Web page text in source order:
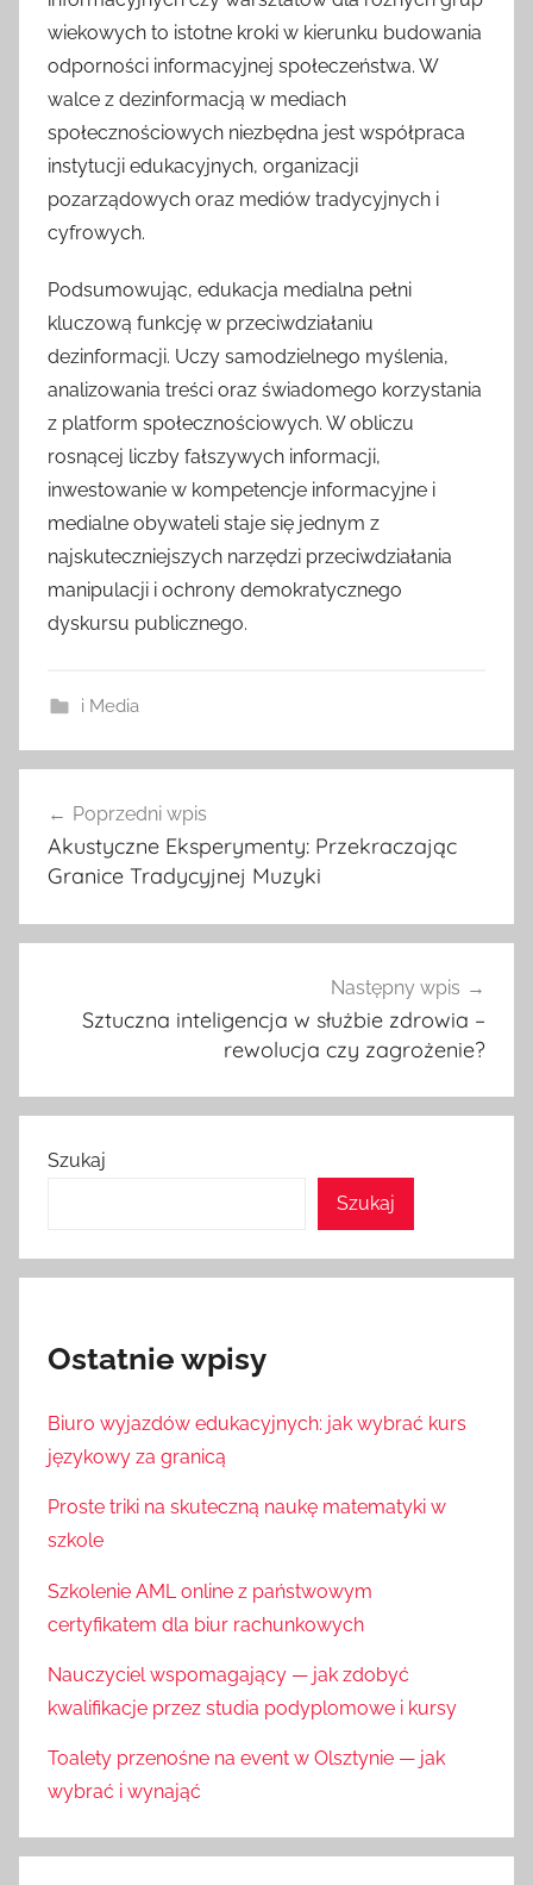
wiekowych to istotne kroki w kierunku budowania
odporności informacyjnej społeczeństwa. W
walce z dezinformacją w mediach
społecznościowych niezbędna jest współpraca
instytucji edukacyjnych, organizacji
pozarządowych oraz mediów tradycyjnych i
cyfrowych.
Podsumowując, edukacja medialna pełni
kluczową funkcję w przeciwdziałaniu
dezinformacji. Uczy samodzielnego myślenia,
analizowania treści oraz świadomego korzystania
z platform społecznościowych. W obliczu
rosnącej liczby fałszywych informacji,
inwestowanie w kompetencje informacyjne i
medialne obywateli staje się jednym z
najskuteczniejszych narzędzi przeciwdziałania
manipulacji i ochrony demokratycznego
dyskursu publicznego.
i Media
wpisu
Poprzedni wpis
Akustyczne Eksperymenty: Przekraczając
Granice Tradycyjnej Muzyki
Następny wpis
Sztuczna inteligencja w służbie zdrowia –
rewolucja czy zagrożenie?
Szukaj
Szukaj
Ostatnie wpisy
Biuro wyjazdów edukacyjnych: jak wybrać kurs
językowy za granicą
Proste triki na skuteczną naukę matematyki w
szkole
Szkolenie AML online z państwowym
certyfikatem dla biur rachunkowych
Nauczyciel wspomagający — jak zdobyć
kwalifikacje przez studia podyplomowe i kursy
Toalety przenośne na event w Olsztynie — jak
wybrać i wynająć